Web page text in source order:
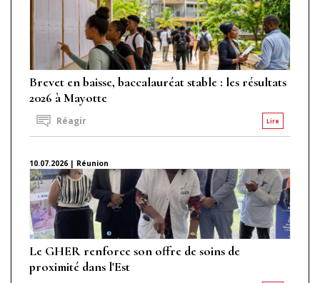
Brevet en baisse, baccalauréat stable : les résultats
2026 à Mayotte
Lire
Réagir
10.07.2026 | Réunion
Le GHER renforce son offre de soins de
proximité dans l'Est